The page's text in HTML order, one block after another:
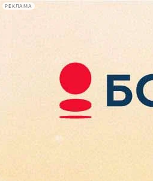
РЕКЛАМА
Сегодня:
2026.08.07
13:00
Афиша Plus